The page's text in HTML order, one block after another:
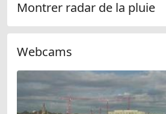
Montrer radar de la pluie
Webcams